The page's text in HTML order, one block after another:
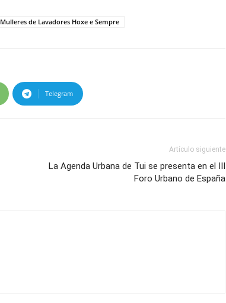
Mulleres de Lavadores Hoxe e Sempre
Telegram
Artículo siguiente
La Agenda Urbana de Tui se presenta en el III
Foro Urbano de España